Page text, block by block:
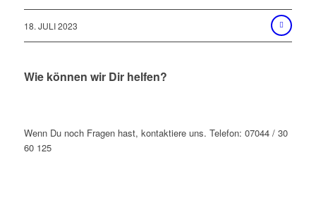
18. JULI 2023
Wie können wir Dir helfen?
Wenn Du noch Fragen hast, kontaktiere uns. Telefon: 07044 / 30
60 125